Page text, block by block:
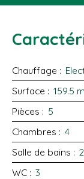
Chauffage :
Surface : 159.5
Pièces : 5
Chambres : 4
Salle de bains : 2
WC : 3